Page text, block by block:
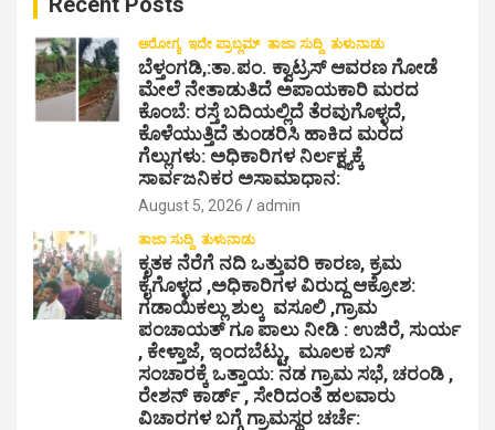
ಆರೋಗ್ಯ ಇದೇ ಪ್ರಾಬ್ಲಮ್ ತಾಜಾ ಸುದ್ದಿ ತುಳುನಾಡು
ಬೆಳ್ತಂಗಡಿ,:ತಾ.ಪಂ‌. ಕ್ವಾಟ್ರಸ್ ಆವರಣ ಗೋಡೆ
ಮೇಲೆ ನೇತಾಡುತಿದೆ ಅಪಾಯಕಾರಿ ಮರದ
ಕೊಂಬೆ: ರಸ್ತೆ ಬದಿಯಲ್ಲಿದೆ ತೆರವುಗೊಳ್ಳದೆ,
ಕೊಳೆಯುತ್ತಿದೆ ತುಂಡರಿಸಿ ಹಾಕಿದ ಮರದ
ಗೆಲ್ಲುಗಳು: ಅಧಿಕಾರಿಗಳ ನಿರ್ಲಕ್ಷ್ಯಕ್ಕೆ
ಸಾರ್ವಜನಿಕರ ಅಸಾಮಾಧಾನ:
August 5, 2026 admin
ತಾಜಾ ಸುದ್ದಿ ತುಳುನಾಡು
ಕೃತಕ ನೆರೆಗೆ ನದಿ ಒತ್ತುವರಿ ಕಾರಣ, ಕ್ರಮ
ಕೈಗೊಳ್ಳದ ,ಅಧಿಕಾರಿಗಳ ವಿರುದ್ದ ಆಕ್ರೋಶ:
ಗಡಾಯಿಕಲ್ಲು ಶುಲ್ಕ ವಸೂಲಿ ,ಗ್ರಾಮ
ಪಂಚಾಯತ್ ಗೂ ಪಾಲು ನೀಡಿ : ಉಜಿರೆ, ಸುರ್ಯ
, ಕೇಳ್ತಾಜೆ, ಇಂದಬೆಟ್ಟು, ಮೂಲಕ ಬಸ್
ಸಂಚಾರಕ್ಕೆ ಒತ್ತಾಯ: ನಡ ಗ್ರಾಮ ಸಭೆ, ಚರಂಡಿ ,
ರೇಶನ್ ಕಾರ್ಡ್ , ಸೇರಿದಂತೆ ಹಲವಾರು
ವಿಚಾರಗಳ ಬಗ್ಗೆ ಗ್ರಾಮಸ್ಥರ ಚರ್ಚೆ: